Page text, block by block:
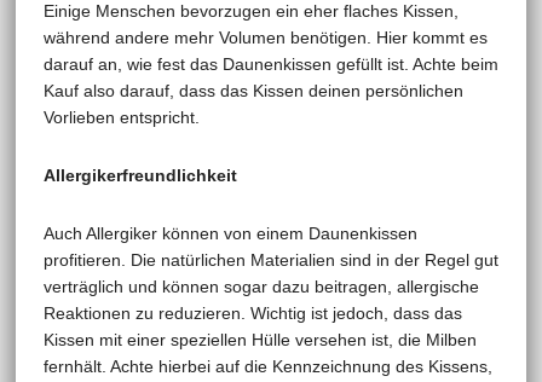
Einige Menschen bevorzugen ein eher flaches Kissen,
während andere mehr Volumen benötigen. Hier kommt es
darauf an, wie fest das Daunenkissen gefüllt ist. Achte beim
Kauf also darauf, dass das Kissen deinen persönlichen
Vorlieben entspricht.
Allergikerfreundlichkeit
Auch Allergiker können von einem Daunenkissen
profitieren. Die natürlichen Materialien sind in der Regel gut
verträglich und können sogar dazu beitragen, allergische
Reaktionen zu reduzieren. Wichtig ist jedoch, dass das
Kissen mit einer speziellen Hülle versehen ist, die Milben
fernhält. Achte hierbei auf die Kennzeichnung des Kissens,